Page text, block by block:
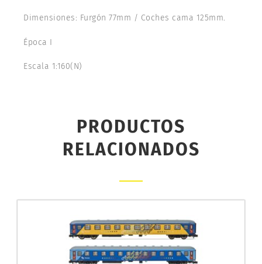
Dimensiones: Furgón 77mm / Coches cama 125mm.
Época I
Escala 1:160(N)
PRODUCTOS
RELACIONADOS